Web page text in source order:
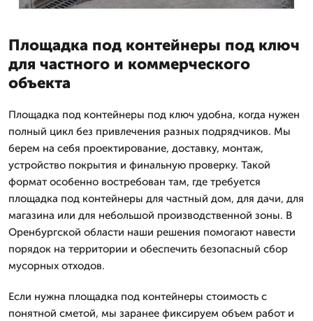
Площадка под контейнеры под ключ
для частного и коммерческого
объекта
Площадка под контейнеры под ключ удобна, когда нужен
полный цикл без привлечения разных подрядчиков. Мы
берем на себя проектирование, доставку, монтаж,
устройство покрытия и финальную проверку. Такой
формат особенно востребован там, где требуется
площадка под контейнеры для частный дом, для дачи, для
магазина или для небольшой производственной зоны. В
Оренбургской области наши решения помогают навести
порядок на территории и обеспечить безопасный сбор
мусорных отходов.
Если нужна площадка под контейнеры стоимость с
понятной сметой, мы заранее фиксируем объем работ и